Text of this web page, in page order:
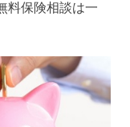
料保険相談は一